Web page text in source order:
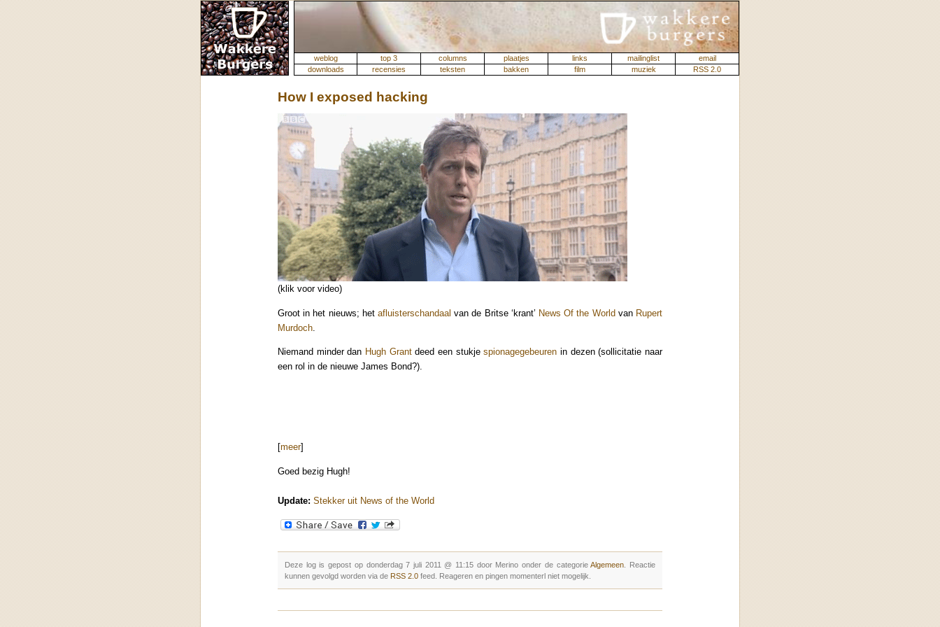
weblog top 3 columns plaatjes links mailinglist
email
downloads
recensies teksten bakken film muziek RSS 2.0
How I exposed hacking
(klik voor video)
Groot in het nieuws; het afluisterschandaal van de Britse ‘krant’ News Of the Worldvan Rupert
Murdoch
Niemand minder dan Hugh Grantdeed een stukjespionagegebeuren in dezen (sollicitatie naar
een rol in de nieuwe James Bond?).
[meer]
Goed bezig Hugh!
Update: Stekker uit News of the World
Deze log is gepost op donderdag 7 juli 2011 @ 11:15 door Merino onder de categorieAlgemeen . Reactie
kunnen gevolgd worden via de RSS 2.0 feed. Reageren en pingen momenterl niet mogelijk.